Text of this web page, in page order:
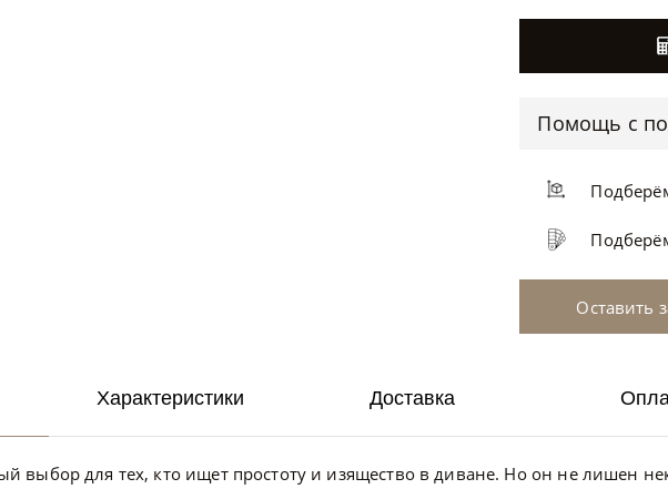
Помощь с
Оставить
выбор для тех, кто ищет простоту и изящество в диване. Но он не лишен
Характеристики Доставка